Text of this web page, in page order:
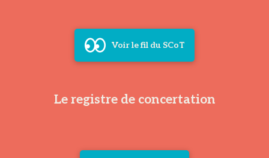
Voir le fil du SCoT
Le registre de concertation